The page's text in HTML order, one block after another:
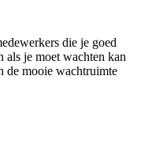
die je goed
je moet wachten kan
de mooie wachtruimte